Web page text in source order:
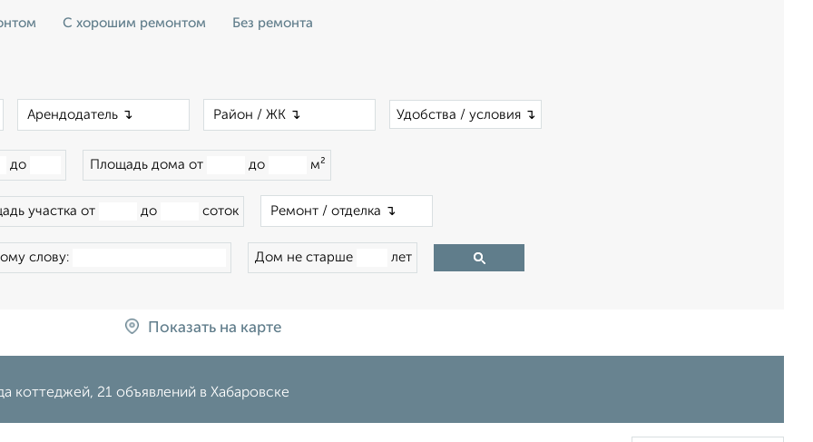
С хорошим ремонтом Без ремонта
Удобства / условия ↴
до Площадь дома от до м²
участка от до соток
слову: Дом не старше лет
Показать на карте
коттеджей, 21 объявлений в Хабаровске